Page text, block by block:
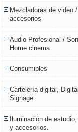
Mezcladoras de video /
accesorios
Audio Profesional /
Home cinema
Consumibles
Cartelería digital, Digital
Signage
Iluminación de
y accesorios.